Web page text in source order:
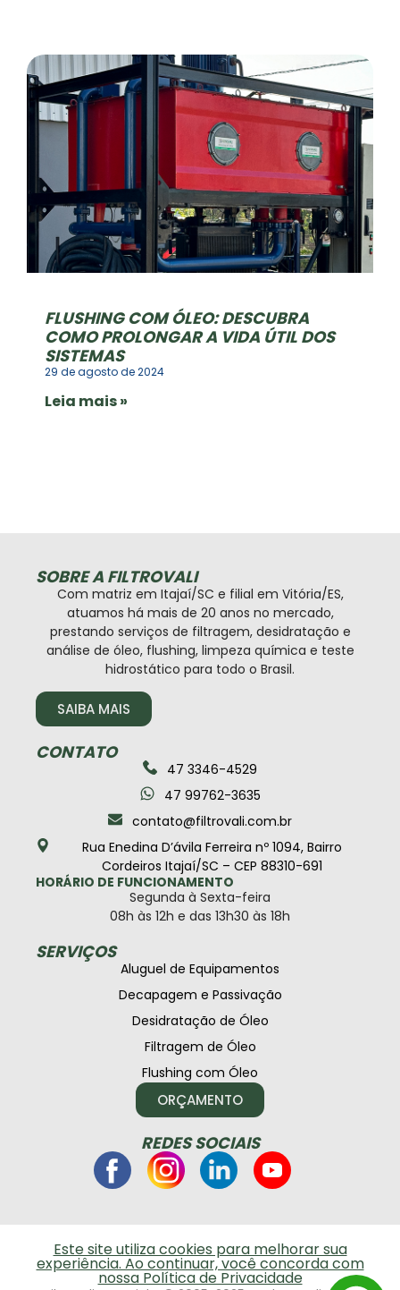
FLUSHING COM ÓLEO: DESCUBRA
COMO PROLONGAR A VIDA ÚTIL DOS
SISTEMAS
29 de agosto de 2024
Leia mais »
SOBRE A FILTROVALI
Com matriz em Itajaí/SC e filial em Vitória/ES,
atuamos há mais de 20 anos no mercado,
prestando serviços de filtragem, desidratação e
análise de óleo, flushing, limpeza química e teste
hidrostático para todo o Brasil.
SAIBA MAIS
CONTATO
47 3346-4529
47 99762-3635
contato@filtrovali.com.br
Rua Enedina D’ávila Ferreira nº 1094, Bairro
Cordeiros Itajaí/SC – CEP 88310-691
HORÁRIO DE FUNCIONAMENTO
Segunda à Sexta-feira
08h às 12h e das 13h30 às 18h
SERVIÇOS
Aluguel de Equipamentos
Decapagem e Passivação
Desidratação de Óleo
Filtragem de Óleo
Flushing com Óleo
ORÇAMENTO
REDES SOCIAIS
Este site utiliza cookies para melhorar sua
experiência. Ao continuar, você concorda com
nossa Política de Privacidade